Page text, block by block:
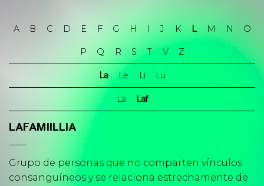
A B C D E F G H I J K L M N O
P Q R S T V Z
La Le Li Lu
La Laf
LAFAMIILLIA
Grupo de personas que no comparten vínculos
consanguíneos y se relaciona estrechamente de